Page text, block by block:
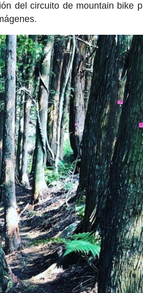
del circuito de mountain bike